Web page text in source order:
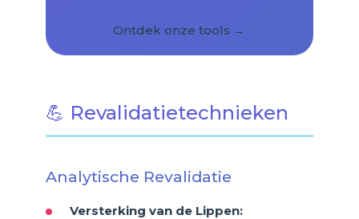
Ontdek onze tools →
💪 Revalidatietechnieken
Analytische Revalidatie
Versterking van de Lippen: